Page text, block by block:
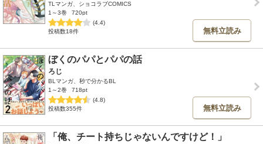
TLマンガ、ショコラブCOMICS
1～3巻
720pt
(4.4)
投稿数18件
無料立読み
ぼくのパパとパパの話
ろじ
BLマンガ、秒で分かるBL
1～2巻
718pt
(4.8)
投稿数355件
無料立読み
「俺、チート持ちじゃないんですけど！」